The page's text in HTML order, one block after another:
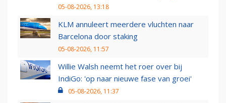
05-08-2026, 13:18
KLM annuleert meerdere vluchten naar
Barcelona door staking
05-08-2026, 11:57
Willie Walsh neemt het roer over bij
IndiGo: 'op naar nieuwe fase van groei'
05-08-2026, 11:37